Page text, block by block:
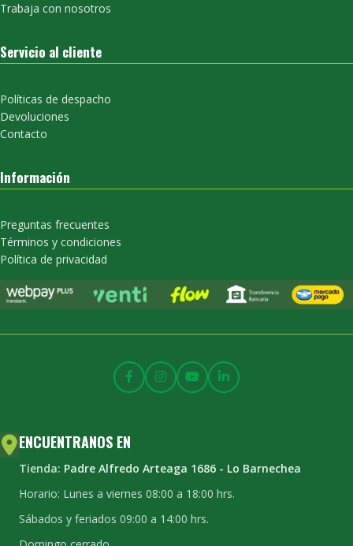
Trabaja con nosotros
Servicio al cliente
Políticas de despacho
Devoluciones
Contacto
Información
Preguntas frecuentes
Términos y condiciones
Política de privacidad
ENCUENTRANOS EN
Tienda: Padre Alfredo Arteaga 1686 - Lo Barnechea
Horario: Lunes a viernes 08:00 a 18:00 hrs.
Sábados y feriados 09:00 a 14:00 hrs.